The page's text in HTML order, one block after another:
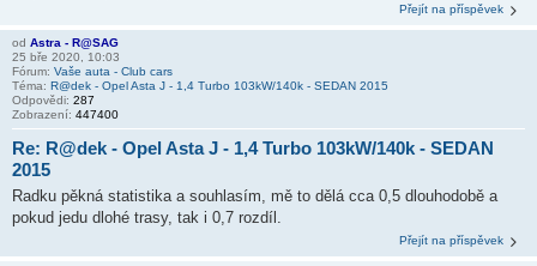
Přejít na příspěvek
od Astra - R@SAG
25 bře 2020, 10:03
Fórum: Vaše auta - Club cars
Téma: R@dek - Opel Asta J - 1,4 Turbo 103kW/140k - SEDAN 2015
Odpovědi: 287
Zobrazení: 447400
Re: R@dek - Opel Asta J - 1,4 Turbo 103kW/140k - SEDAN
2015
Radku pěkná statistika a souhlasím, mě to dělá cca 0,5 dlouhodobě a
pokud jedu dlohé trasy, tak i 0,7 rozdíl.
Přejít na příspěvek